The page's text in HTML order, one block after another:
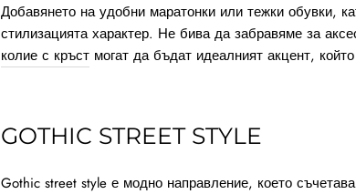
Добавянето на удобни маратонки или тежки обувки,
стилизацията характер. Не бива да забравяме за
колие с кръст могат да бъдат идеалният акцент,
GOTHIC STREET STYLE
Gothic street style е модно направление, което